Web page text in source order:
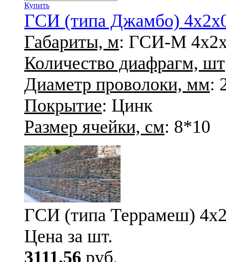
Купить
ГСИ (типа Джамбо)
Габариты, м: ГСИ-М
Количество диафрагм, шт
Диаметр проволоки, мм:
Покрытие: Цинк
Размер ячейки, см: 8*10
ГСИ (типа Террамеш)
Цена за шт.
3111.56 руб.